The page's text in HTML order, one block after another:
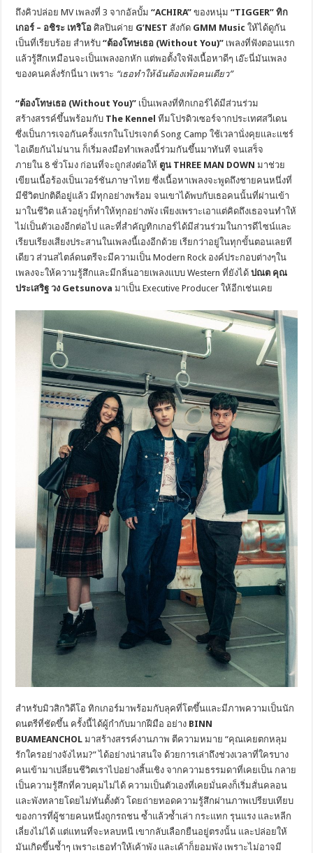
ถึงคิวปล่อย MV เพลงที่ 3 จากอัลบั้ม“ACHIRA” ของหนุ่ม“TIGGER” ทิก
เกอร์ – อชิระ เทริโอศิลปินค่าย G’NEST สังกัด GMM Musicให้ได้ดูกัน
เป็นที่เรียบร้อย สำหรับ“ต้องโทษเธอ (Without You)” เพลงที่ฟังตอนแรก
แล้วรู้สึกเหมือนจะเป็นเพลงอกหัก แต่พอตั้งใจฟังเนื้อหาดีๆ เอ๊ะนี่มันเพลง
ของคนคลั่งรักนี่นา เพราะ “เธอทำให้ฉันต้องเพ้อคนเดียว”
“ต้องโทษเธอ (Without You)” เป็นเพลงที่ทิกเกอร์ได้มีส่วนร่วม
สร้างสรรค์ขึ้นพร้อมกับ The Kennel ทีมโปรดิวเซอร์จากประเทศสวีเดน
ซึ่งเป็นการเจอกันครั้งแรกในโปรเจกต์ Song Camp ใช้เวลานั่งคุยและแชร์
ไอเดียกันไม่นาน ก็เริ่มลงมือทำเพลงนี้ร่วมกันขึ้นมาทันที จนเสร็จ
ภายใน 8 ชั่วโมง ก่อนที่จะถูกส่งต่อให้ ตูน THREE MAN DOWN มาช่วย
เขียนเนื้อร้องเป็นเวอร์ชันภาษาไทย ซึ่งเนื้อหาเพลงจะพูดถึงชายคนหนึ่งที่
มีชีวิตปกติดีอยู่แล้ว มีทุกอย่างพร้อม จนเขาได้พบกับเธอคนนั้นที่ผ่านเข้า
มาในชีวิต แล้วอยู่ๆก็ทำให้ทุกอย่างพัง เพียงเพราะเอาแต่คิดถึงเธอจนทำให้
ไม่เป็นตัวเองอีกต่อไป และที่สำคัญทิกเกอร์ได้มีส่วนร่วมในการดีไซน์และ
เรียบเรียงเสียงประสานในเพลงนี้เองอีกด้วย เรียกว่าอยู่ในทุกขั้นตอนเลยที
เดียว ส่วนสไตล์ดนตรีจะมีความเป็น Modern Rock องค์ประกอบต่างๆใน
เพลงจะให้ความรู้สึกและมีกลิ่นอายเพลงแบบ Western ที่ยังได้ปณต คุณ
ประเสริฐ วง Getsunova มาเป็น Executive Producer ให้อีกเช่นเคย
สำหรับมิวสิกวิดีโอ ทิกเกอร์มาพร้อมกับลุคที่โตขึ้นและมีภาพความเป็นนัก
ดนตรีที่ชัดขึ้น ครั้งนี้ได้ผู้กำกับมากฝีมือ อย่าง BINN
BUAMEANCHOL มาสร้างสรรค์งานภาพ ตีความหมาย “คุณเคยตกหลุม
รักใครอย่างจังไหม?” ได้อย่างน่าสนใจ ด้วยการเล่าถึงช่วงเวลาที่ใครบาง
คนเข้ามาเปลี่ยนชีวิตเราไปอย่างสิ้นเชิง จากความธรรมดาที่เคยเป็น กลาย
เป็นความรู้สึกที่ควบคุมไม่ได้ ความเป็นตัวเองที่เคยมั่นคงก็เริ่มสั่นคลอน
และพังทลายโดยไม่ทันตั้งตัว โดยถ่ายทอดความรู้สึกผ่านภาพเปรียบเทียบ
ของการที่ผู้ชายคนหนึ่งถูกรถชน ซ้ำแล้วซ้ำเล่า กระแทก รุนแรง และหลีก
เลี่ยงไม่ได้ แต่แทนที่จะหลบหนี เขากลับเลือกยืนอยู่ตรงนั้น และปล่อยให้
มันเกิดขึ้นซ้ำๆ เพราะเธอทำให้เค้าพัง และเค้าก็ยอมพัง เพราะไม่อาจมี